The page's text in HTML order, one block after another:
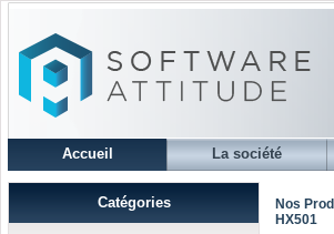
Accueil La société
Catégories
Nos
HX501